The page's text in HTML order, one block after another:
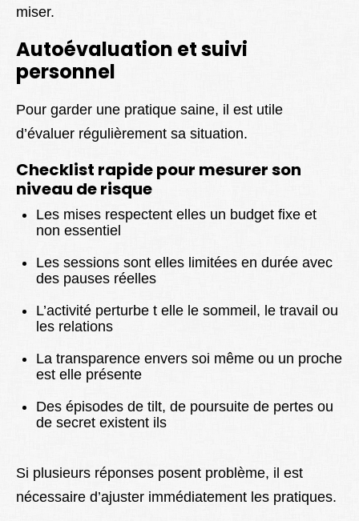
miser.
Autoévaluation et suivi
personnel
Pour garder une pratique saine, il est utile
d’évaluer régulièrement sa situation.
Checklist rapide pour mesurer son
niveau de risque
Les mises respectent elles un budget fixe et
non essentiel
Les sessions sont elles limitées en durée avec
des pauses réelles
L’activité perturbe t elle le sommeil, le travail ou
les relations
La transparence envers soi même ou un proche
est elle présente
Des épisodes de tilt, de poursuite de pertes ou
de secret existent ils
Si plusieurs réponses posent problème, il est
nécessaire d’ajuster immédiatement les pratiques.